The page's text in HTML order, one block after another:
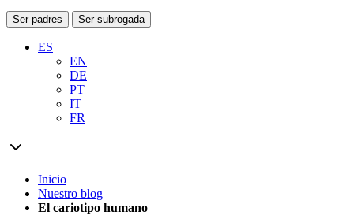
Ser padres Ser subrogada
ES
EN
DE
PT
IT
FR
Inicio
Nuestro blog
El cariotipo humano